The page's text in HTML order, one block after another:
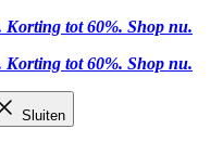
Korting tot 60%. Shop nu.
Korting tot 60%. Shop nu.
Sluiten